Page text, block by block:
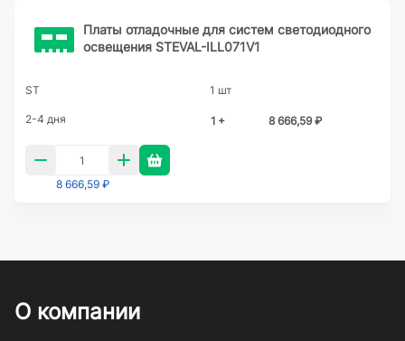
Платы отладочные для систем светодиодного
освещения STEVAL-ILL071V1
ST 1 шт
2-4 дня 1 + 8 666,59 ₽
8 666,59 ₽
О компании